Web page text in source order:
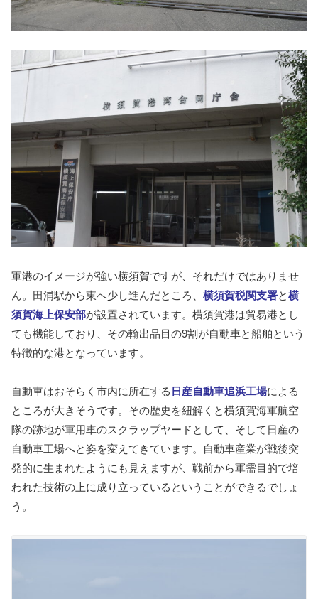
軍港のイメージが強い横須賀ですが、それだけではありませ
ん。田浦駅から東へ少し進んだところ、 横須賀税関支署と横
須賀海上保安部が設置されています。横須賀港は貿易港とし
ても機能しており、その輸出品目の9割が自動車と船舶という
特徴的な港となっています。
自動車はおそらく市内に所在する 日産自動車追浜工場による
ところが大きそうです。その歴史を紐解くと横須賀海軍航空
隊の跡地が軍用車のスクラップヤードとして、そして日産の
自動車工場へと姿を変えてきています。自動車産業が戦後突
発的に生まれたようにも見えますが、戦前から軍需目的で培
われた技術の上に成り立っているということができるでしょ
う。